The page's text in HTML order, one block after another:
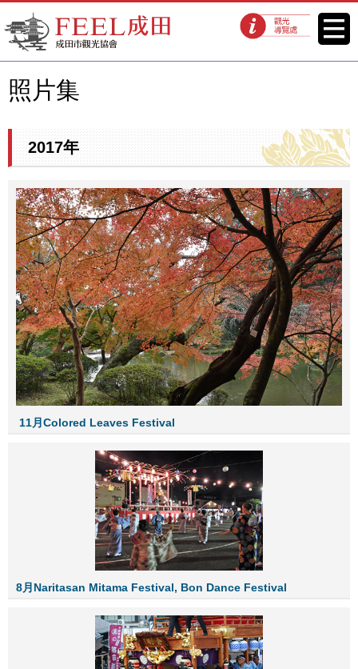
FEEL成田成田市觀光協會官方網
站
觀光導覽處 菜單
照片集
2017年
11月Colored Leaves Festival
8月Naritasan Mitama Festival, Bon Dance Festival